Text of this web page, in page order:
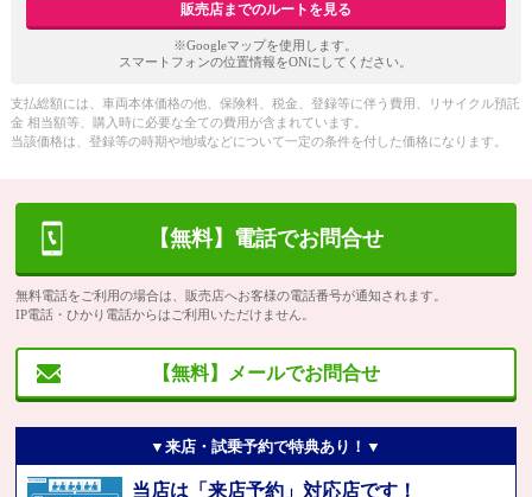
販売店までのルートを見る
※Googleマップを使用します。
スマートフォンの位置情報をONにしてください。
支払総額には、車両本体価格の他、保険料、税金、登録等に伴う費用、リサイクル預託
金 相当額等、購入時に必要な全ての費用が含まれています。
当該価格は、登録等の時期や地域などについて一定の条件を付した価格になります。
【無料】電話でお問合せ
無料電話をご利用の場合は、販売店へお客様の電話番号が通知されます。
IP電話・ひかり電話からはご利用いただけません。
【無料】メールでお問合せ
▼来店・試乗予約で特典あり！▼
当店は「来店予約」対応店です！